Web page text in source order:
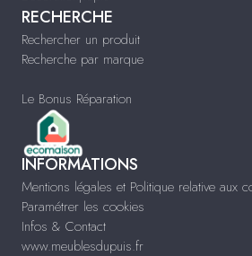
RECHERCHE
Rechercher un produit
Recherche par marque
Le Bonus Réparation
INFORMATIONS
Mentions légales et Politique relative aux
Paramétrer les cookies
Infos & Contact
www.meublesdupuis.fr